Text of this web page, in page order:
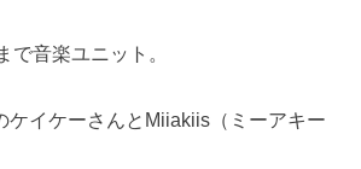
で音楽ユニット。
ケイケーさんとMiiakiis（ミーアキー